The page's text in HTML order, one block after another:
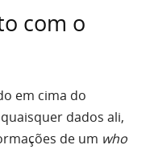
com o
em cima do
dados ali,
de um who